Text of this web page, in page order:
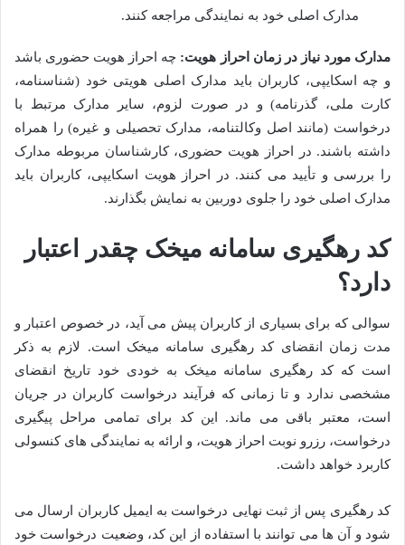
مدارک اصلی خود به نمایندگی مراجعه کنند.
مدارک مورد نیاز در زمان احراز هویت: چه احراز هویت حضوری باشد
و چه اسکایپی، کاربران باید مدارک اصلی هویتی خود (شناسنامه،
کارت ملی، گذرنامه) و در صورت لزوم، سایر مدارک مرتبط با
درخواست (مانند اصل وکالتنامه، مدارک تحصیلی و غیره) را همراه
داشته باشند. در احراز هویت حضوری، کارشناسان مربوطه مدارک
را بررسی و تأیید می کنند. در احراز هویت اسکایپی، کاربران باید
مدارک اصلی خود را جلوی دوربین به نمایش بگذارند.
کد رهگیری سامانه میخک چقدر اعتبار
دارد؟
سوالی که برای بسیاری از کاربران پیش می آید، در خصوص اعتبار و
مدت زمان انقضای کد رهگیری سامانه میخک است. لازم به ذکر
است که کد رهگیری سامانه میخک به خودی خود تاریخ انقضای
مشخصی ندارد و تا زمانی که فرآیند درخواست کاربران در جریان
است، معتبر باقی می ماند. این کد برای تمامی مراحل پیگیری
درخواست، رزرو نوبت احراز هویت، و ارائه به نمایندگی های کنسولی
کاربرد خواهد داشت.
کد رهگیری پس از ثبت نهایی درخواست به ایمیل کاربران ارسال می
شود و آن ها می توانند با استفاده از این کد، وضعیت درخواست خود